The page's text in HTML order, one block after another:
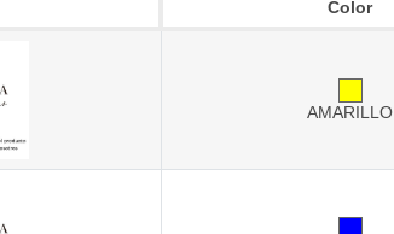
Color
AMARILLO